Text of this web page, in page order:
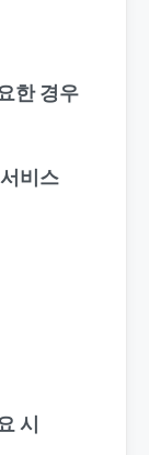
한 경우
서비스
시